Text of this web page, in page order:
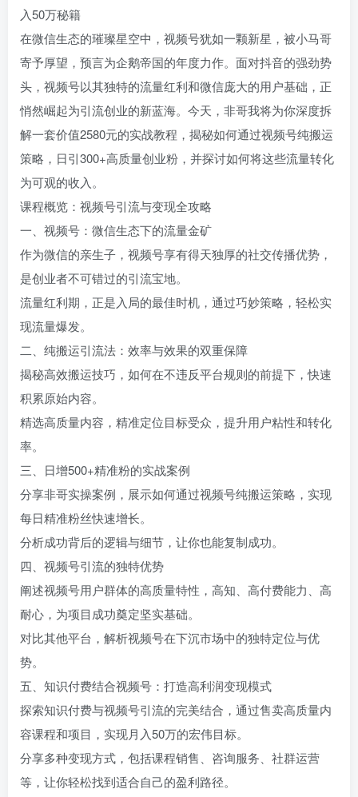
入50万秘籍
在微信生态的璀璨星空中，视频号犹如一颗新星，被小马哥
寄予厚望，预言为企鹅帝国的年度力作。面对抖音的强劲势
头，视频号以其独特的流量红利和微信庞大的用户基础，正
悄然崛起为引流创业的新蓝海。今天，非哥我将为你深度拆
解一套价值2580元的实战教程，揭秘如何通过视频号纯搬运
策略，日引300+高质量创业粉，并探讨如何将这些流量转化
为可观的收入。
课程概览：视频号引流与变现全攻略
一、视频号：微信生态下的流量金矿
作为微信的亲生子，视频号享有得天独厚的社交传播优势，
是创业者不可错过的引流宝地。
流量红利期，正是入局的最佳时机，通过巧妙策略，轻松实
现流量爆发。
二、纯搬运引流法：效率与效果的双重保障
揭秘高效搬运技巧，如何在不违反平台规则的前提下，快速
积累原始内容。
精选高质量内容，精准定位目标受众，提升用户粘性和转化
率。
三、日增500+精准粉的实战案例
分享非哥实操案例，展示如何通过视频号纯搬运策略，实现
每日精准粉丝快速增长。
分析成功背后的逻辑与细节，让你也能复制成功。
四、视频号引流的独特优势
阐述视频号用户群体的高质量特性，高知、高付费能力、高
耐心，为项目成功奠定坚实基础。
对比其他平台，解析视频号在下沉市场中的独特定位与优
势。
五、知识付费结合视频号：打造高利润变现模式
探索知识付费与视频号引流的完美结合，通过售卖高质量内
容课程和项目，实现月入50万的宏伟目标。
分享多种变现方式，包括课程销售、咨询服务、社群运营
等，让你轻松找到适合自己的盈利路径。